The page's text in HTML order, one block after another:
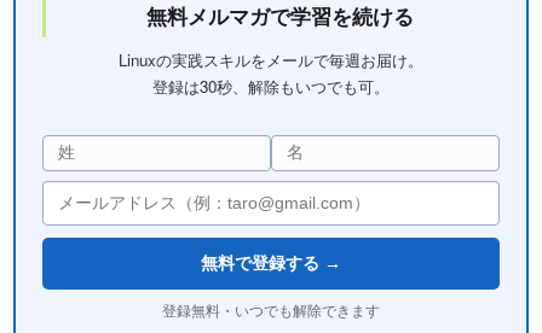
無料メルマガで学習を続ける
Linuxの実践スキルをメールで毎週お届け。
登録は30秒、解除もいつでも可。
無料で登録する →
登録無料・いつでも解除できます